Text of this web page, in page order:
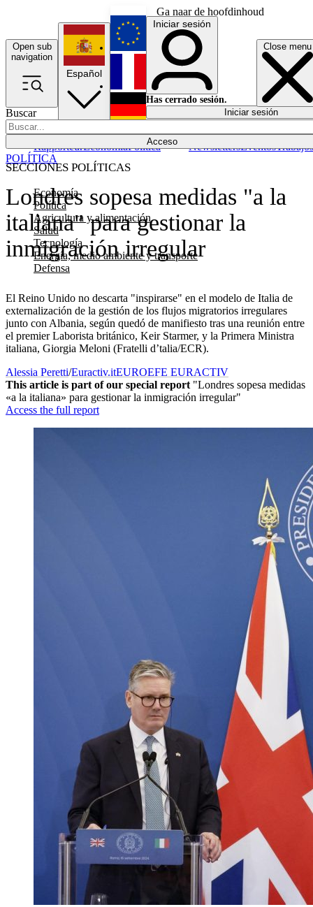
Ga naar de hoofdinhoud
Open sub
navigation
Close menu
Buscar
Acceso
SECCIONES POLÍTICAS
Economía
Política
Agricultura y alimentación
Salud
Tecnología
Energía, medio ambiente y transporte
Defensa
RapporteurEconomíaPolítica NewslettersEventosTrabajos
Español
English
Français
Iniciar sesión
Has cerrado sesión.
Iniciar sesión
Londres sopesa medidas "a la
italiana" para gestionar la
inmigración irregular
El Reino Unido no descarta "inspirarse" en el modelo de Italia de
externalización de la gestión de los flujos migratorios irregulares
junto con Albania, según quedó de manifiesto tras una reunión entre
el premier Laborista británico, Keir Starmer, y la Primera Ministra
italiana, Giorgia Meloni (Fratelli d’talia/ECR).
POLÍTICA
Alessia Peretti/Euractiv.itEUROEFE EURACTIV
This article is part of our special report "Londres sopesa medidas
«a la italiana» para gestionar la inmigración irregular"
Access the full report